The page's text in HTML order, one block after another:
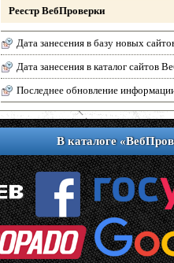
Реестр ВебПроверки
Дата занесения в базу новых
Дата занесения в каталог сайтов
Последнее обновление
В каталоге